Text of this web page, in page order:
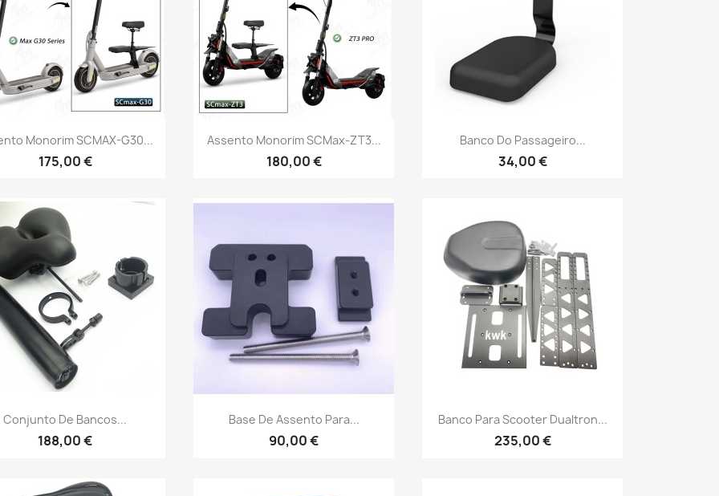
Vista rápida
Monorim SCMAX-G30...
175,00 €
Vista rápida
Assento Monorim SCMax-ZT3...
180,00 €
 Vista rápida
Banco Do Passageiro...
34,00 €
Vista rápida
Conjunto De Bancos...
188,00 €
Vista rápida
Base De Assento Para...
90,00 €
Vista rápida
Banco Para Scooter Dualtron...
235,00 €